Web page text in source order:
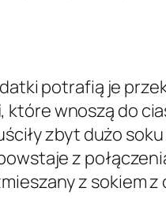
potrafią je
, które wnoszą do
zbyt dużo
z
z sokiem